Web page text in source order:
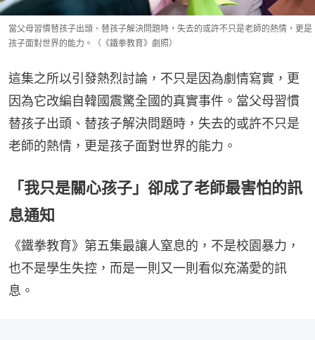
當父母習慣替孩子出頭、替孩子解決問題時，失去的或許不只是老師的熱情，更是
孩子面對世界的能力。（《鐵拳教育》劇照）
這集之所以引發熱烈討論，不只是因為劇情寫實，更
因為它改編自韓國震驚全國的真實事件。當父母習慣
替孩子出頭、替孩子解決問題時，失去的或許不只是
老師的熱情，更是孩子面對世界的能力。
「我只是關心孩子」卻成了老師最害怕的訊
息通知
《鐵拳教育》第五集最讓人窒息的，不是校園暴力，
也不是學生失控，而是一則又一則看似充滿愛的訊
息。